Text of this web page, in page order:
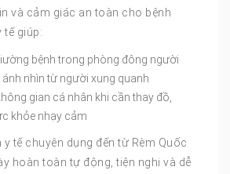
và cảm giác an toàn cho bệnh
tế giúp:
bệnh trong phòng đông người
ánh nhìn từ người xung quanh
gian cá nhân khi cần thay đồ,
khỏe nhạy cảm
tế chuyên dụng đến từ Rèm Quốc
hoàn toàn tự động, tiện nghi và dễ